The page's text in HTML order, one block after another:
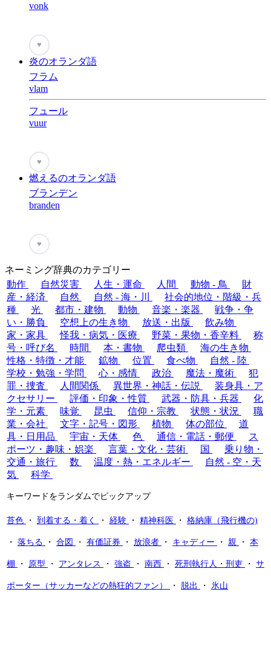
vonk
♥
炎のオランダ語
フラム
vlam
フュール
vuur
♥
燃えるのオランダ語
ブランデン
branden
♥
ネーミング辞典のカテゴリー
動作
自然災害 人生・運命 人間 動物 - 鳥
財
産・経済
自然 自然 - 海・川
社会的地位・階級・兵
種
光 都市・建物 動物 音楽・楽器
戦争・争
い・勝負
空想上の生き物 放送・出版
飲み物
家・家具
怪我・病気・医療 野菜・果物・香辛料
称
号・呼び名
時間 本・書物 爬虫類
海の生き物
性格・特徴・才能
鉱物 位置 食べ物
自然 - 陸
学校・勉強・学問
心・感情 政治 魔法・魔術
犯
罪・捜査
人間関係 異世界・神話・伝説
装身具・ア
クセサリー
評価・印象・性質 武器・防具・兵器
化
学・元素
味覚 昆虫 信仰・宗教 状態・状況
職
業・会社
文字・記号・図形 植物 体の部位
道
具・日用品
宇宙・天体 色 通信・電話・郵便
ス
ポーツ・趣味・娯楽
言葉・文化・芸術 国
乗り物・
交通・旅行
数 温度・熱・エネルギー
自然 - 空・天
気
科学
キーワードをランダムでピックアップ
苔色 ・ 到着する・着く ・ 経験 ・ 精神科医 ・ 格納庫（飛行機の)
・ 落ちる ・ 合図 ・ 有価証券 ・ 放浪者 ・ キャディー ・ 親 ・ 本
棚 ・ 原型 ・ アンタレス ・ 強盗 ・ 南西 ・ 死刑執行人・刑吏 ・ サ
ポーター（サッカーなどの熱狂的ファン） ・ 脱出 ・ 氷山